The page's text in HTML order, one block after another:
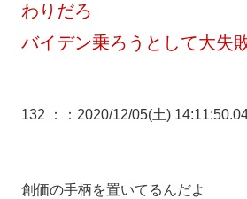
わりだろ
バイデン乗ろうとして大失
132 ： ：2020/12/05(土)
創価の手柄を置いてるんだよ